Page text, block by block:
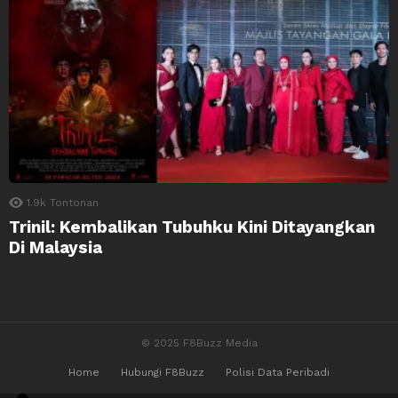
1.9k Tontonan
Trinil: Kembalikan Tubuhku Kini Ditayangkan
Di Malaysia
© 2025 F8Buzz Media
Home Hubungi F8Buzz Polisi Data Peribadi